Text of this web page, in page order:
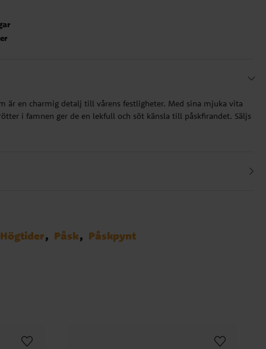
är en charmig detalj till vårens festligheter. Med sina mjuka vita
i famnen ger de en lekfull och söt känsla till påskfirandet. Säljs
Högtider Påsk Påskpynt